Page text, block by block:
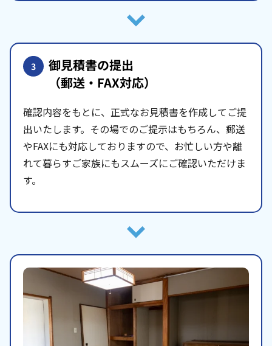
3 御見積書の提出
（郵送・FAX対応）
確認内容をもとに、正式なお見積書を作成してご提
出いたします。その場でのご提示はもちろん、郵送
やFAXにも対応しておりますので、お忙しい方や離
れて暮らすご家族にもスムーズにご確認いただけま
す。